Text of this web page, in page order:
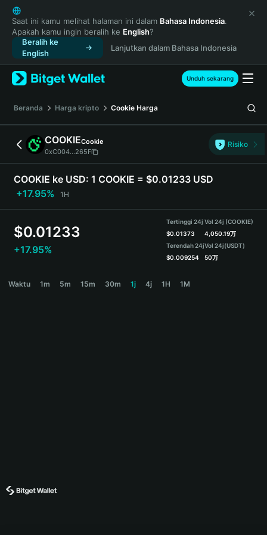
English
日本語
Tiếng Việt
Русский
Español (Latinoamérica)
Türkçe
Français
Deutsch
简体中文
繁體中文
Português (Portugal)
Bahasa Indonesia
ภาษาไทย
हिन्दी
Español
Português (Brasil)
Saat ini kamu melihat halaman ini dalam Bahasa Indonesia.
Apakah kamu ingin beralih ke English?
Beralih ke
English
Lanjutkan dalam Bahasa Indonesia
Unduh sekarang
Beranda Harga kripto Cookie Harga
COOKIECookie
0xC004...265F
Risiko
COOKIE ke USD: 1 COOKIE = $0.01233 USD
+17.95%
1H
$0.01233
+17.95%
Tertinggi 24j
$0.01373
Terendah 24j
$0.009254
Vol 24j (COOKIE)
4,050.19万
Vol 24j(USDT)
50万
Waktu 1m 5m 15m 30m 1j 4j 1H 1M